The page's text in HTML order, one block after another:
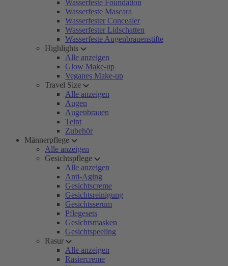
Wasserfeste Foundation
Wasserfeste Mascara
Wasserfester Concealer
Wasserfester Lidschatten
Wasserfeste Augenbrauenstifte
Highlights
Alle anzeigen
Glow Make-up
Veganes Make-up
Travel Size
Alle anzeigen
Augen
Augenbrauen
Teint
Zubehör
Männerpflege
Alle anzeigen
Gesichtspflege
Alle anzeigen
Anti-Aging
Gesichtscreme
Gesichtsreinigung
Gesichtsserum
Pflegesets
Gesichtsmasken
Gesichtspeeling
Rasur
Alle anzeigen
Rasiercreme